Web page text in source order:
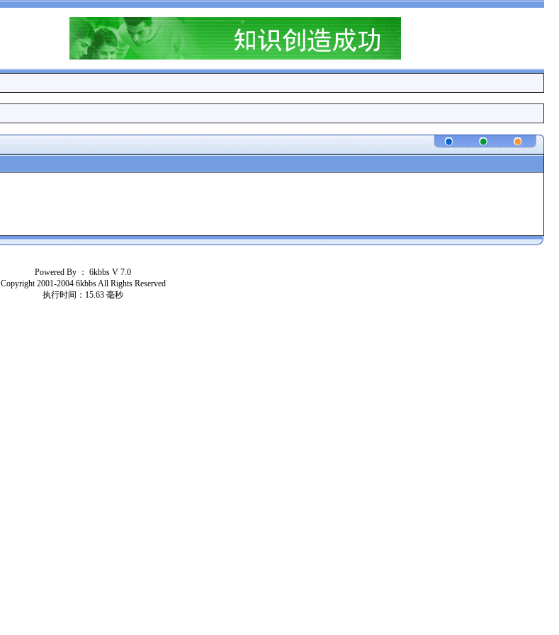
Powered By ： 6kbbs V 7.0
Copyright 2001-2004 6kbbs All Rights Reserved
执行时间：15.63 毫秒